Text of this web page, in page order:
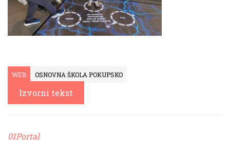
WEB OSNOVNA ŠKOLA POKUPSKO
Izvorni tekst
01Portal